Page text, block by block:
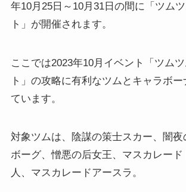
年10月25日～10月31日の間に「ツム
ト」が開催されます。
ここでは2023年10月イベント「ツム
ト」の攻略に有利なツムとキャラボ
ています。
対象ツムは、陰謀の策士スカー、闇
ボーグ、憎悪の后女王、マスカレード
人、マスカレードアースラ。